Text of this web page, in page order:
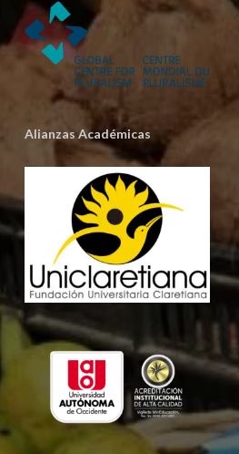
Alianzas Académicas